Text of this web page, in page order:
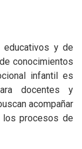
educativos y de
conocimientos
infantil es
docentes y
acompañar
los procesos de